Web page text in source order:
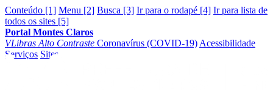
Conteúdo [1] Menu [2] Busca [3] Ir para o rodapé [4] Ir para lista de
todos os sites [5]
Portal Montes Claros
VLibras Alto Contraste Coronavírus (COVID-19) Acessibilidade
Serviços Sites